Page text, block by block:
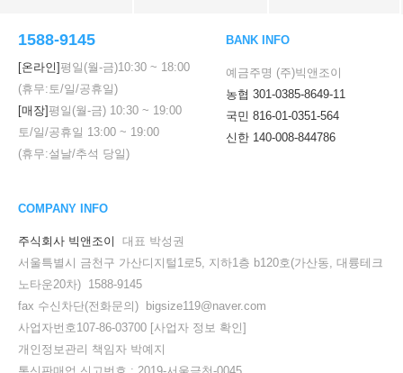
1588-9145
[온라인]평일(월-금)10:30 ~ 18:00
(휴무:토/일/공휴일)
[매장]평일(월-금) 10:30 ~ 19:00
토/일/공휴일 13:00 ~ 19:00
(휴무:설날/추석 당일)
BANK INFO
예금주명 (주)빅앤조이
농협 301-0385-8649-11
국민 816-01-0351-564
신한 140-008-844786
COMPANY INFO
주식회사 빅앤조이
대표 박성권
서울특별시 금천구 가산디지털1로5, 지하1층 b120호(가산동, 대륭테크
노타운20차) 1588-9145
fax 수신차단(전화문의) bigsize119@naver.com
사업자번호107-86-03700 [사업자 정보 확인]
개인정보관리 책임자 박예지